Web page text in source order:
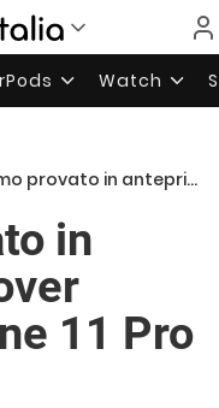
Watch
anteprima le cover Apple per iPhone 11 Pro e Pro Max!
in
11 Pro